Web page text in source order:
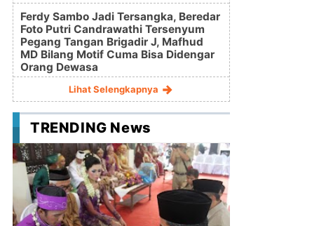
Ferdy Sambo Jadi Tersangka, Beredar
Foto Putri Candrawathi Tersenyum
Pegang Tangan Brigadir J, Mafhud
MD Bilang Motif Cuma Bisa Didengar
Orang Dewasa
Lihat Selengkapnya
TRENDING News